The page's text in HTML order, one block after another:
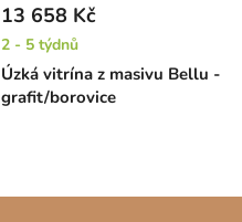
Úzká vitrína z masivu Bellu -
grafit/borovice
13 658 Kč
2 - 5 týdnů